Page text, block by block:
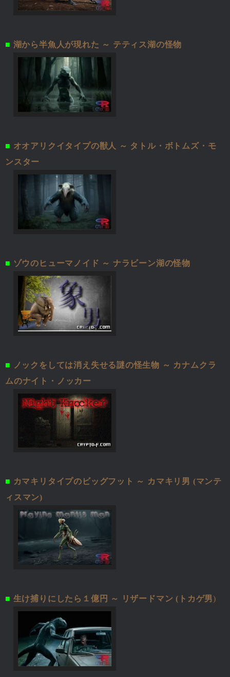
■ 湖から半魚人が現れた ～ テティス湖の怪物
■ オオアリクイタイプの獣人 ～ タトル・ボトムズ・モ
ンスター
■ ゾウのヒューマノイド ～ ナラビーン湖の怪物
■
ノックをしては消え失せる謎の怪生物 ～ カナムクラ
ムのナイト・ノッカー
■ カマキリタイプのビッグフット ～ カマキリ男 (マンテ
ィスマン)
■ 生け捕りにしたら１億円 ～ リザードマン (トカゲ男)